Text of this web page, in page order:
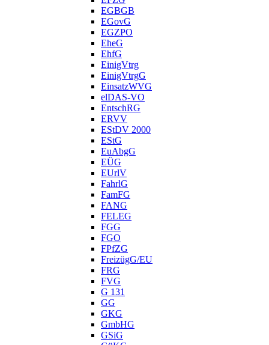
EGBGB
EGovG
EGZPO
EheG
EhfG
EinigVtrg
EinigVtrgG
EinsatzWVG
elDAS-VO
EntschRG
ERVV
EStDV 2000
EStG
EuAbgG
EÜG
EUrlV
FahrlG
FamFG
FANG
FELEG
FGG
FGO
FPfZG
FreizügG/EU
FRG
FVG
G 131
GG
GKG
GmbHG
GSiG